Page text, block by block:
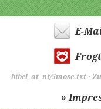
E-
bibel_at_nt/5mose.txt·
»